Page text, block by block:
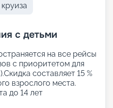
с детьми
на все рейсы
с приоритетом для
составляет 15 %
взрослого места.
до 14 лет